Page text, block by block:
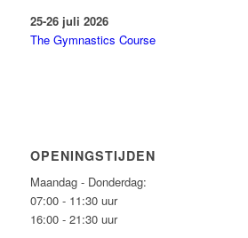
25-26 juli 2026
The Gymnastics Course
OPENINGSTIJDEN
Maandag - Donderdag:
07:00 - 11:30 uur
16:00 - 21:30 uur